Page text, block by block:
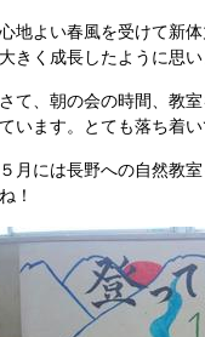
地よい春風を受けて新体
きく成長したように思
て、朝の会の時間、教室
います。とても落ち着
月には長野への自然教室
！